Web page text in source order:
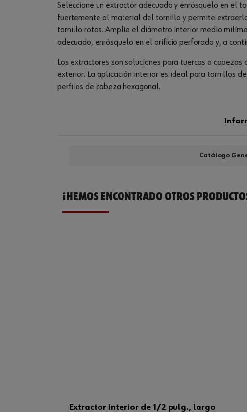
Seleccione un extractor adecuado y enrósquelo en el
fuertemente al material del tornillo y permite
tornillo rotos. Amplíe el diámetro interior medio
adecuado, enrósquelo en el orificio perforado y, a
Los extractores son soluciones para tuercas o
exterior. La aplicación interior es ideal para tornillos
perfiles de cabeza hexagonal.
Catálogo
¡HEMOS ENCONTRADO OTROS
Extractor interior de 1/2 pulg., largo